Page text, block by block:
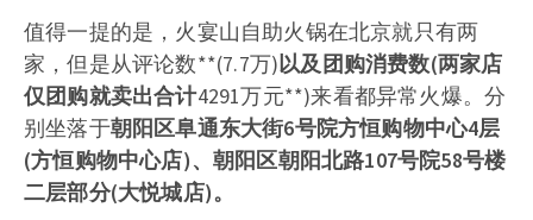
值得一提的是，火宴山自助火锅在北京就只有两
家，但是从评论数**(7.7万)以及团购消费数(两家店
仅团购就卖出合计4291万元**)来看都异常火爆。分
别坐落于朝阳区阜通东大街6号院方恒购物中心4层
(方恒购物中心店)、朝阳区朝阳北路107号院58号楼
二层部分(大悦城店)。